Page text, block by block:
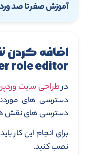
آموزش صفر تا صد
اضافه کردن
role editor
درطراحی سایت
دسترسی های
دسترسی های نقش
نصب کنید.